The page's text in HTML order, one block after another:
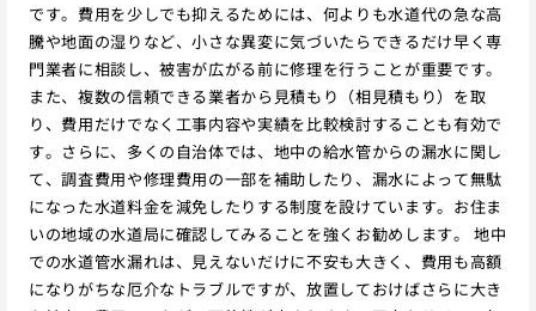
です。費用を少しでも抑えるためには、何よりも水道代の急な高
騰や地面の湿りなど、小さな異変に気づいたらできるだけ早く専
門業者に相談し、被害が広がる前に修理を行うことが重要です。
また、複数の信頼できる業者から見積もり（相見積もり）を取
り、費用だけでなく工事内容や実績を比較検討することも有効で
す。さらに、多くの自治体では、地中の給水管からの漏水に関し
て、調査費用や修理費用の一部を補助したり、漏水によって無駄
になった水道料金を減免したりする制度を設けています。お住ま
いの地域の水道局に確認してみることを強くお勧めします。 地中
での水道管水漏れは、見えないだけに不安も大きく、費用も高額
になりがちな厄介なトラブルですが、放置しておけばさらに大き